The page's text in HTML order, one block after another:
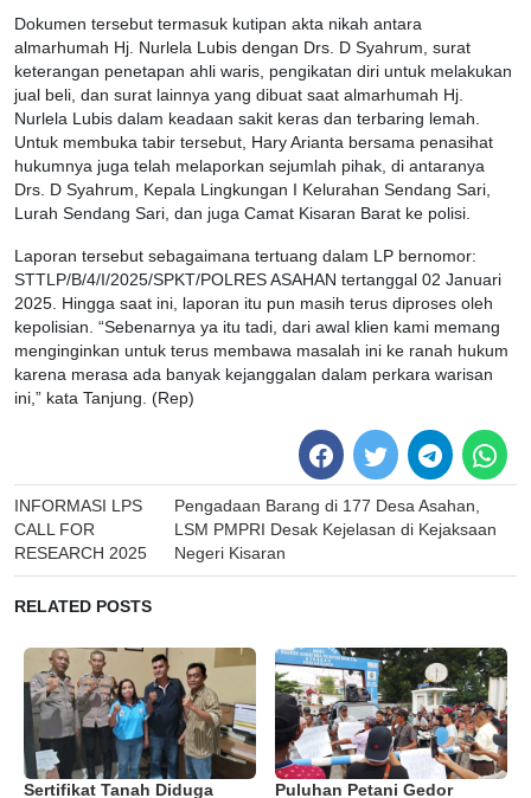
Dokumen tersebut termasuk kutipan akta nikah antara
almarhumah Hj. Nurlela Lubis dengan Drs. D Syahrum, surat
keterangan penetapan ahli waris, pengikatan diri untuk melakukan
jual beli, dan surat lainnya yang dibuat saat almarhumah Hj.
Nurlela Lubis dalam keadaan sakit keras dan terbaring lemah.
Untuk membuka tabir tersebut, Hary Arianta bersama penasihat
hukumnya juga telah melaporkan sejumlah pihak, di antaranya
Drs. D Syahrum, Kepala Lingkungan I Kelurahan Sendang Sari,
Lurah Sendang Sari, dan juga Camat Kisaran Barat ke polisi.
Laporan tersebut sebagaimana tertuang dalam LP bernomor:
STTLP/B/4/I/2025/SPKT/POLRES ASAHAN tertanggal 02 Januari
2025. Hingga saat ini, laporan itu pun masih terus diproses oleh
kepolisian. “Sebenarnya ya itu tadi, dari awal klien kami memang
menginginkan untuk terus membawa masalah ini ke ranah hukum
karena merasa ada banyak kejanggalan dalam perkara warisan
ini,” kata Tanjung. (Rep)
Post
navigation
INFORMASI LPS
CALL FOR
RESEARCH 2025
Pengadaan Barang di 177 Desa Asahan,
LSM PMPRI Desak Kejelasan di Kejaksaan
Negeri Kisaran
RELATED POSTS
Sertifikat Tanah Diduga Puluhan Petani Gedor